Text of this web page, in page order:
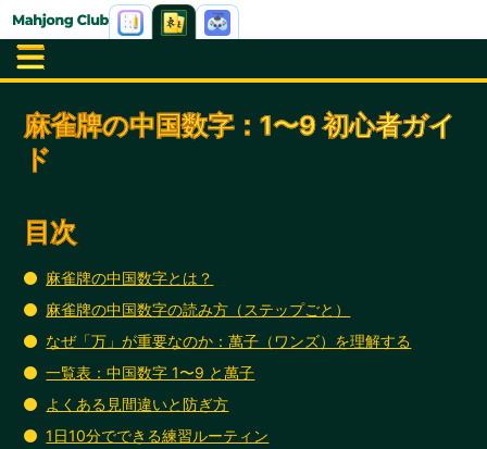
麻雀牌の中国数字：1〜9 初心者ガイ
ド
目次
麻雀牌の中国数字とは？
麻雀牌の中国数字の読み方（ステップごと）
なぜ「万」が重要なのか：萬子（ワンズ）を理解する
一覧表：中国数字 1〜9 と萬子
よくある見間違いと防ぎ方
1日10分でできる練習ルーティン